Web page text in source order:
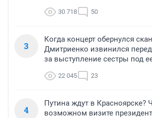
30 718 50
3
Когда концерт обернулся
Дмитриенко извинился
за выступление сестры под
22 045 23
4
Путина ждут в Красноярске?
возможном визите